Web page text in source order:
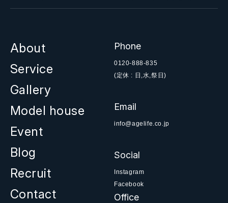
About
Service
Gallery
Model house
Event
Blog
Recruit
Contact
Phone
0120-888-835
(定休 : 日,水,祭日)
Email
info@agelife.co.jp
Social
Instagram
Facebook
Office